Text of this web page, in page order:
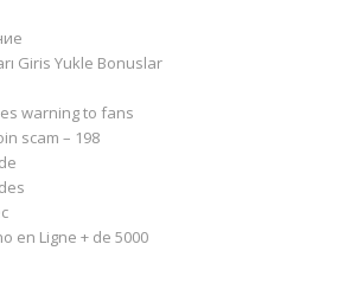
Giris Yukle Bonuslar
warning to fans
scam – 198
en Ligne + de 5000